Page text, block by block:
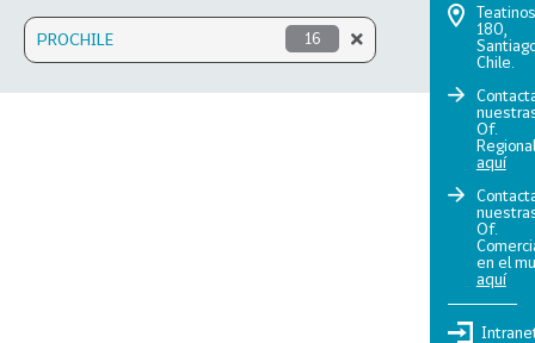
PROCHILE 16
Teatinos
180,
Chile.
Of.
aquí
Of.
en el
aquí